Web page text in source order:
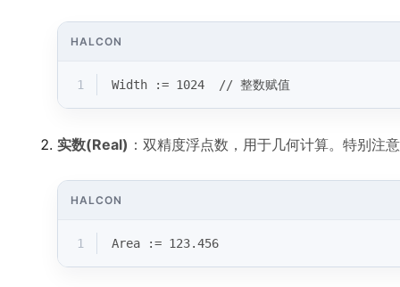
HALCON
1 Width := 1024  // 整数赋值
实数(Real) ：双精度浮点数，用于几何计算。特别注
HALCON
1 Area := 123.456